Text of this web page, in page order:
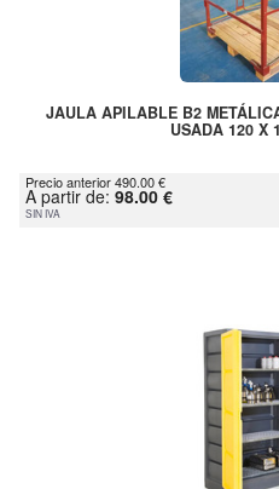
JAULA APILABLE B2
USADA 120 X
Precio anterior 490.00 €
A partir de: 98.00 €
SIN IVA